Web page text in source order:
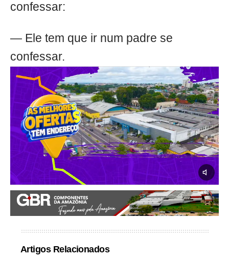
confessar:
— Ele tem que ir num padre se
confessar.
Artigos Relacionados